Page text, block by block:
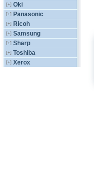
[+] Oki
[+] Panasonic
[+] Ricoh
[+] Samsung
[+] Sharp
[+] Toshiba
[+] Xerox